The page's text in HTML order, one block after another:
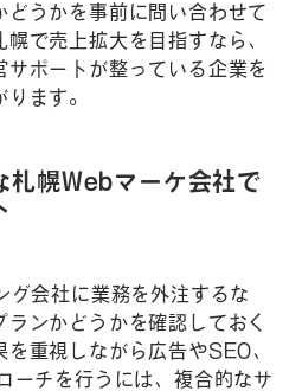
うかを事前に問い合わせて
で売上拡大を目指すなら、
サポートが整っている企業を
ます。
札幌Webマーケ会社で
グ会社に業務を外注するな
ンかどうかを確認しておく
重視しながら広告やSEO、
ーチを行うには、複合的なサ